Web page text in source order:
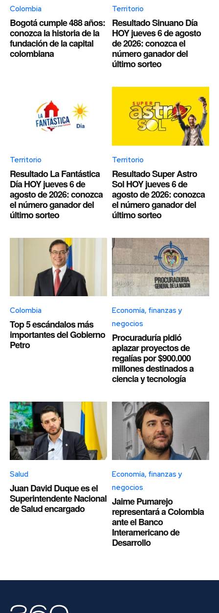
Colombia
Bogotá cumple 488 años:
conozca la historia de la
fundación de la capital
colombiana
Territorio
Resultado Sinuano Día
HOY jueves 6 de agosto
de 2026: conozca el
número ganador del
último sorteo
Territorio
Resultado La Fantástica
Día HOY jueves 6 de
agosto de 2026: conozca
el número ganador del
último sorteo
Territorio
Resultado Super Astro
Sol HOY jueves 6 de
agosto de 2026: conozca
el número ganador del
último sorteo
Colombia
Top 5 escándalos más
importantes del Gobierno
Petro
Economía, finanzas y
negocios
Procuraduría pidió
aplazar proyectos de
regalías por $900.000
millones destinados a
ciencia y tecnología
Salud
Juan David Duque es el
Superintendente Nacional
de Salud encargado
Economía, finanzas y
negocios
Jaime Pumarejo
representará a Colombia
ante el Banco
Interamericano de
Desarrollo